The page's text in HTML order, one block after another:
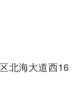
北海大道西16